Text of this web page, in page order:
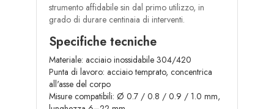
strumento affidabile sin dal primo utilizzo, in
grado di durare centinaia di interventi.
Specifiche tecniche
Materiale: acciaio inossidabile 304/420
Punta di lavoro: acciaio temprato, concentrica
all'asse del corpo
Misure compatibili: Ø 0.7 / 0.8 / 0.9 / 1.0 mm,